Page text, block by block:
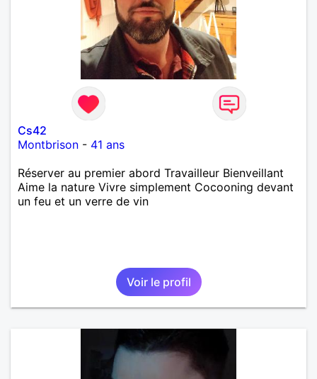
Cs42
Montbrison - 41 ans
Réserver au premier abord Travailleur Bienveillant
Aime la nature Vivre simplement Cocooning devant
un feu et un verre de vin
Voir le profil